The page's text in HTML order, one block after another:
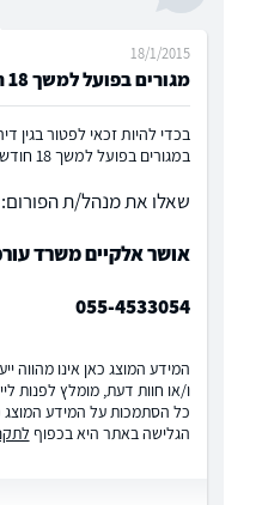
מגורים בפועל למשך 18 חודשים
18/1/2015
בכדי להיות זכאי לפטור בגין
במגורים בפועל למשך 18 חודשים.
שאלו את מנהל/ת הפורום:
אושר אלקיים משרד
055-4533054
המידע המוצג כאן אינו מהווה
ו/או חוות דעת, מומלץ לפנות
כל הסתמכות על המידע המוצג
הגלישה באתר היא בכפוף